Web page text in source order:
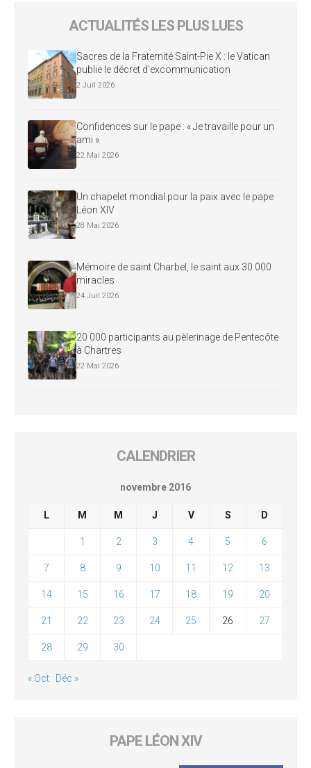
ACTUALITÉS LES PLUS LUES
Sacres de la Fraternité Saint-Pie X : le Vatican
publie le décret d’excommunication
2 Juil 2026
Confidences sur le pape : « Je travaille pour un
ami »
22 Mai 2026
Un chapelet mondial pour la paix avec le pape
Léon XIV
28 Mai 2026
Mémoire de saint Charbel, le saint aux 30 000
miracles
24 Juil 2026
20 000 participants au pèlerinage de Pentecôte
à Chartres
22 Mai 2026
CALENDRIER
novembre 2016
L M M J V S D
1 2 3 4 5 6
7 8 9 10 11 12 13
14 15 16 17 18 19 20
21 22 23 24 25 26 27
28 29 30
« Oct Déc »
PAPE LÉON XIV